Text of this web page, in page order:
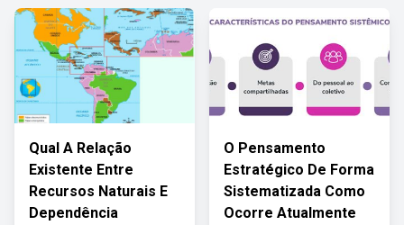
Qual A Relação
Existente Entre
Recursos Naturais E
Dependência
O Pensamento
Estratégico De Forma
Sistematizada Como
Ocorre Atualmente